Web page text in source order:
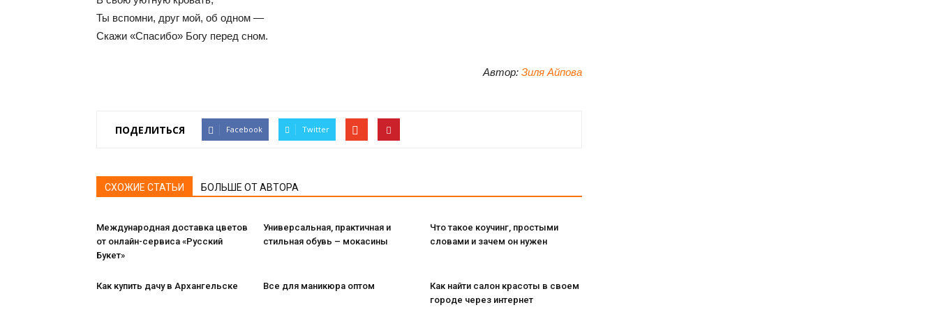
Ты вспомни, друг мой, об одном —
Скажи «Спасибо» Богу перед сном.
Автор: Зиля Айпова
ПОДЕЛИТЬСЯ Facebook Twitter
СХОЖИЕ СТАТЬИ БОЛЬШЕ ОТ АВТОРА
Международная доставка цветов
от онлайн-сервиса «Русский
Букет»
Универсальная, практичная и
стильная обувь – мокасины
Что такое коучинг, простыми
словами и зачем он нужен
Как купить дачу в Архангельске Все для маникюра оптом
Как найти салон красоты в своем
городе через интернет